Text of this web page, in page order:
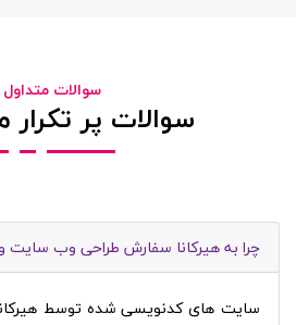
سوالات متداول
سوالات پر
چرا به هیرکانا سفارش طراحی وب سایت
سایت های کدنویسی شده توسط